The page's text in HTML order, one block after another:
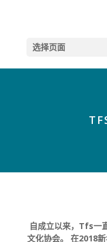
选择页面
自成立以来，Tfs一
文化协会。 在2018